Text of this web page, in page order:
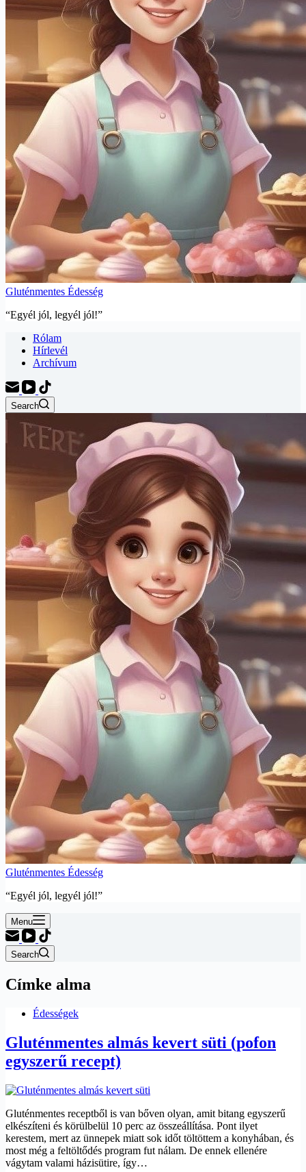
Gluténmentes Édesség
“Egyél jól, legyél jól!”
Rólam
Hírlevél
Archívum
Search
Gluténmentes Édesség
“Egyél jól, legyél jól!”
Menu
Search
Címke alma
Édességek
Gluténmentes almás kevert süti (pofon
egyszerű recept)
Gluténmentes receptből is van bőven olyan, amit bitang egyszerű
elkészíteni és körülbelül 10 perc az összeállítása. Pont ilyet
kerestem, mert az ünnepek miatt sok időt töltöttem a konyhában, és
most még a feltöltődés program fut nálam. De ennek ellenére
vágytam valami házisütire, így…